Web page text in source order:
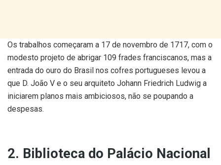
Os trabalhos começaram a 17 de novembro de 1717, com o
modesto projeto de abrigar 109 frades franciscanos, mas a
entrada do ouro do Brasil nos cofres portugueses levou a
que D. João V e o seu arquiteto Johann Friedrich Ludwig a
iniciarem planos mais ambiciosos, não se poupando a
despesas.
2. Biblioteca do Palácio Nacional